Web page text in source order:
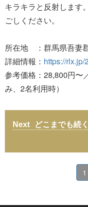
キラキラと反射します
ごしください。
所在地 ：群馬県吾妻
詳細情報： https://rlx.jp/
参考価格：28,800円〜
み、2名利用時）
どこまでも続
1